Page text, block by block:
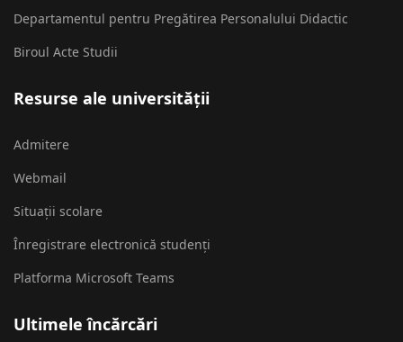
Departamentul pentru Pregătirea Personalului Didactic
Biroul Acte Studii
Resurse ale universității
Admitere
Webmail
Situații scolare
Înregistrare electronică studenți
Platforma Microsoft Teams
Ultimele încărcări